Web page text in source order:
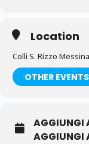
Location
Colli S. Rizzo Messina
OTHER EVENTS
AGGIUNGI
AGGIUNGI